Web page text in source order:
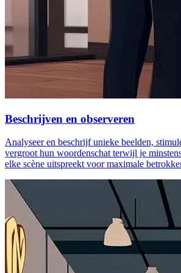
Beschrijven en observeren
Analyseer en beschrijf unieke beelden,
vergroot hun woordenschat terwijl je
elke scène uitspreekt voor maximale